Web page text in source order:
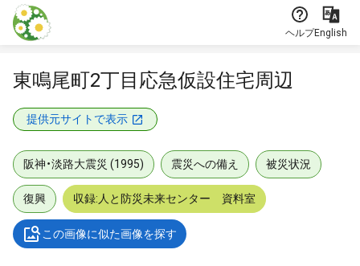
本文に飛ぶ
ヘルプEnglish
東鳴尾町2丁目応急仮設住宅周辺
提供元サイトで表示
阪神・淡路大震災 (1995) 震災への備え 被災状況
復興 収録:人と防災未来センター 資料室
この画像に似た画像を探す